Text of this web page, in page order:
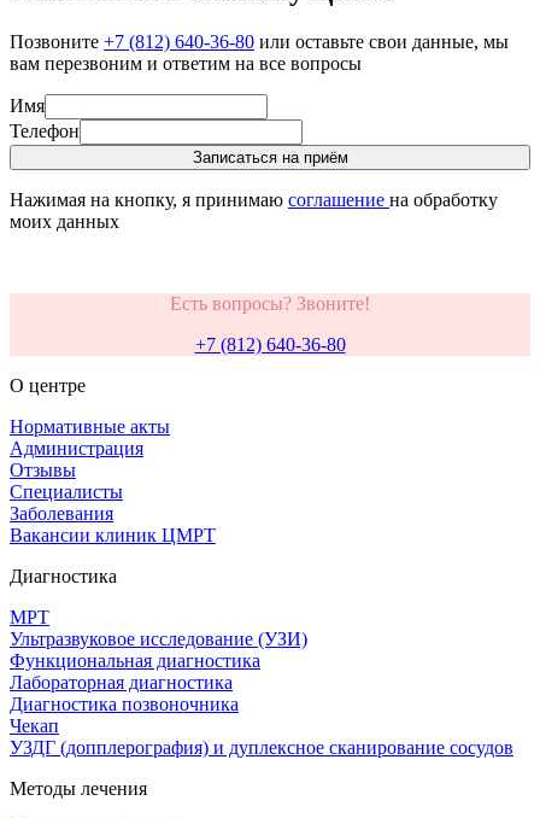
Позвоните +7 (812) 640-36-80 или оставьте свои данные, мы
вам перезвоним и ответим на все вопросы
Имя
Телефон
Записаться на приём
Нажимая на кнопку, я принимаю соглашение на обработку
моих данных
Есть вопросы? Звоните!
+7 (812) 640-36-80
О центре
Нормативные акты
Администрация
Отзывы
Специалисты
Заболевания
Вакансии клиник ЦМРТ
Диагностика
МРТ
Ультразвуковое исследование (УЗИ)
Функциональная диагностика
Лабораторная диагностика
Диагностика позвоночника
Чекап
УЗДГ (допплерография) и дуплексное сканирование сосудов
Методы лечения